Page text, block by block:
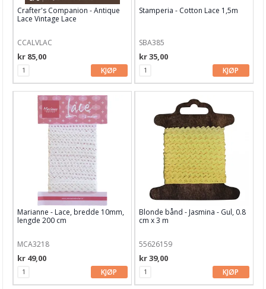
Planners & kalender
Art Journaling & Mixed Media
Vokssegl & tilbehør
Lim & Verktøy
Barnehobby
Bånd, Blonder & Tekstil
Blonder, pr meter
Blonder, pakker
Bånd, pakker
Bånd, pr meter
Snor & Tråd
Crafter's Companion - Antique
Lace Vintage Lace
CCALVLAC
kr 85,00
KJØP
Stamperia - Cotton Lace 1,5m
SBA385
kr 35,00
KJØP
Marianne - Lace, bredde 10mm,
lengde 200 cm
MCA3218
kr 49,00
KJØP
Blonde bånd - Jasmina - Gul, 0.8
cm x 3 m
55626159
kr 39,00
KJØP